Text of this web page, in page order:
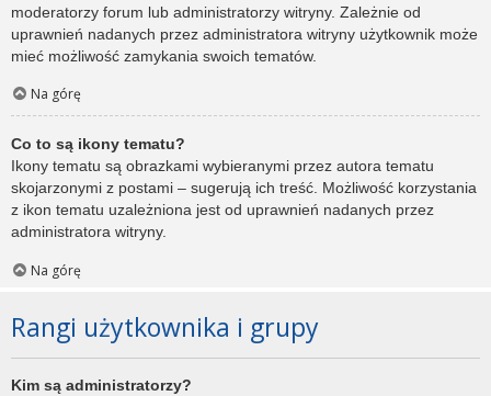
moderatorzy forum lub administratorzy witryny. Zależnie od
uprawnień nadanych przez administratora witryny użytkownik może
mieć możliwość zamykania swoich tematów.
Na górę
Co to są ikony tematu?
Ikony tematu są obrazkami wybieranymi przez autora tematu
skojarzonymi z postami – sugerują ich treść. Możliwość korzystania
z ikon tematu uzależniona jest od uprawnień nadanych przez
administratora witryny.
Na górę
Rangi użytkownika i grupy
Kim są administratorzy?